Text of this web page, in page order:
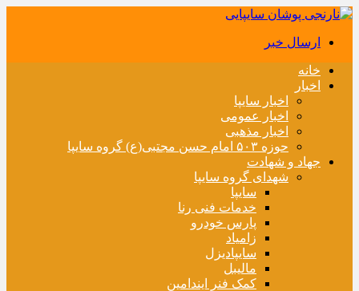
ارسال خبر
خانه
اخبار
اخبار سایپا
اخبار عمومی
اخبار مذهبی
حوزه ۵۰۳ امام حسن مجتبی(ع) گروه سایپا
جهاد و شهادت
شهدای گروه سایپا
سایپا
خدمات فنی رنا
پارس خودرو
زامیاد
سایپادیزل
مالیبل
کمک فنر ایندامین